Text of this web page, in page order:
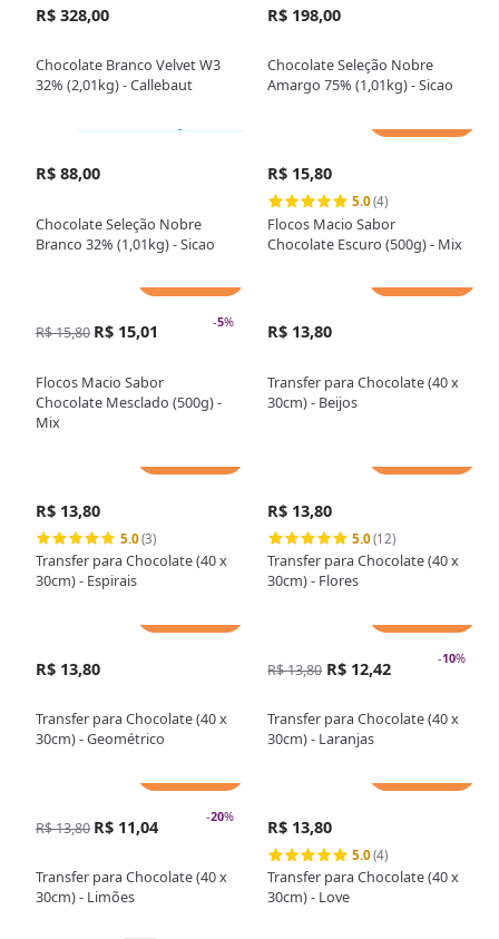
R$ 328,00
Chocolate Branco Velvet W3
32% (2,01kg) - Callebaut
R$ 198,00
Chocolate Seleção Nobre
Amargo 75% (1,01kg) - Sicao
R$ 88,00
Chocolate Seleção Nobre
Branco 32% (1,01kg) - Sicao
R$ 15,80
5.0(4)
Flocos Macio Sabor
Chocolate Escuro (500g) - Mix
-5%
R$ 15,80 R$ 15,01
Flocos Macio Sabor
Chocolate Mesclado (500g) -
Mix
R$ 13,80
Transfer para Chocolate (40 x
30cm) - Beijos
R$ 13,80
5.0(3)
Transfer para Chocolate (40 x
30cm) - Espirais
R$ 13,80
5.0(12)
Transfer para Chocolate (40 x
30cm) - Flores
R$ 13,80
Transfer para Chocolate (40 x
30cm) - Geométrico
-10%
R$ 13,80 R$ 12,42
Transfer para Chocolate (40 x
30cm) - Laranjas
-20%
R$ 13,80 R$ 11,04
Transfer para Chocolate (40 x
30cm) - Limões
R$ 13,80
5.0(4)
Transfer para Chocolate (40 x
30cm) - Love